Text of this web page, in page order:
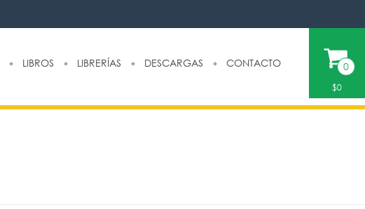
LIBROS LIBRERÍAS DESCARGAS CONTACTO 0
$0